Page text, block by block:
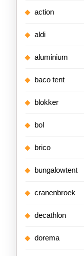
action
aldi
aluminium
baco tent
blokker
bol
brico
bungalowtent
cranenbroek
decathlon
dorema